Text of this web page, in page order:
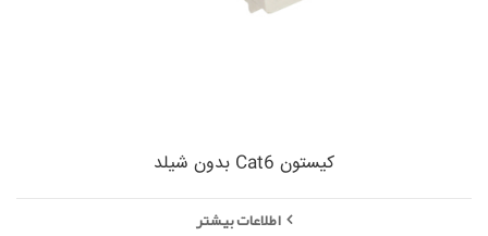
کیستون Cat6 بدون شیلد
اطلاعات بیشتر